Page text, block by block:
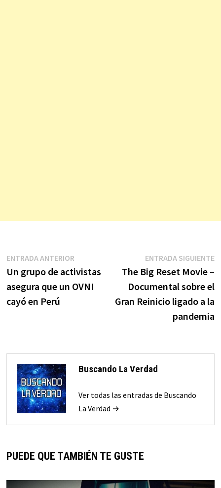
Navegación
de
entradas
ENTRADA ANTERIOREntrada
anterior:
Un grupo de activistas
asegura que un OVNI
cayó en Perú
ENTRADA SIGUIENTE
The Big Reset Movie –
Documental sobre el
Gran Reinicio ligado a la
pandemia
Buscando La Verdad
Ver todas las entradas de Buscando
La Verdad →
PUEDE QUE TAMBIÉN TE GUSTE